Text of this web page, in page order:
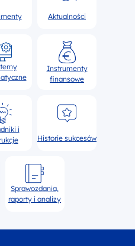
Aktualności
Instrumenty
finansowe
i
Historie sukcesów
Sprawozdania,
raporty i analizy